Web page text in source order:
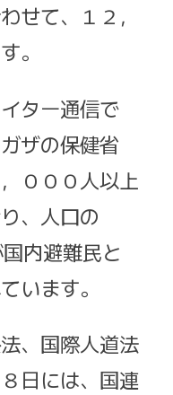
せて、１２，
。
ター通信で
ザの保健省
０００人以上
、人口の
内避難民と
います。
、国際人道法
日には、国連